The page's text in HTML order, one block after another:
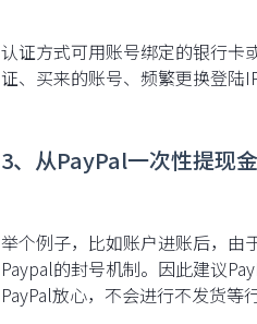
认证方式可用账号绑定的银行卡
证、买来的账号、频繁更换登陆
3、从PayPal一次性提现
举个例子，比如账户进账后，由
Paypal的封号机制。因此建议
PayPal放心，不会进行不发货等